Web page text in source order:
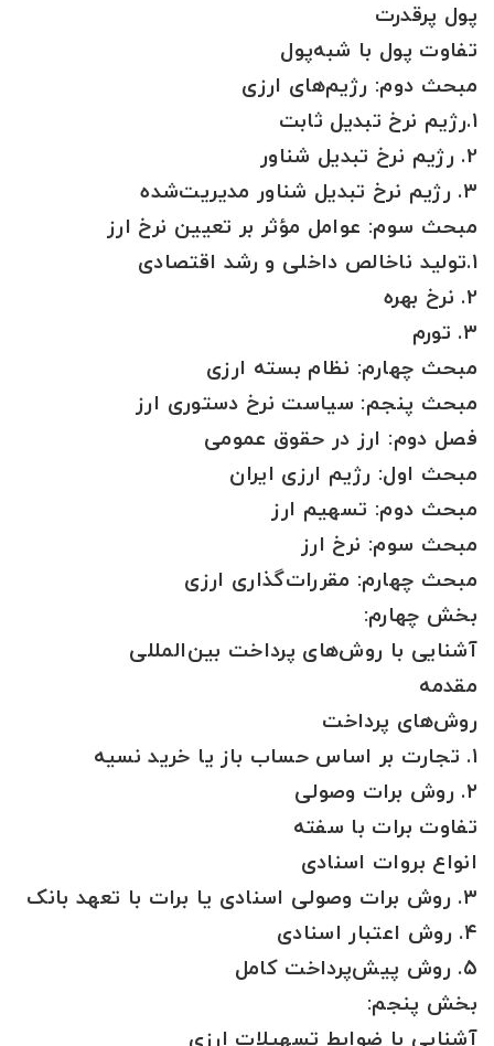
پول پرقدرت
تفاوت پول با شبه‌پول
مبحث دوم: رژیم‌های ارزی
1.رژیم نرخ تبدیل ثابت
2. رژیم نرخ تبدیل شناور
۳. رژیم نرخ تبدیل شناور مدیریت‌شده
مبحث سوم: عوامل مؤثر بر تعیین نرخ ارز
1.تولید ناخالص داخلی و رشد اقتصادی
2. نرخ بهره
۳. تورم
مبحث چهارم: نظام بسته ارزی
مبحث پنجم: سیاست نرخ دستوری ارز
فصل دوم: ارز در حقوق عمومی
مبحث اول: رژیم ارزی ایران
مبحث دوم: تسهیم ارز
مبحث سوم: نرخ ارز
مبحث چهارم: مقررات‌گذاری ارزی
بخش چهارم:
آشنایی با روش‌های پرداخت بین‌المللی
مقدمه
روش‌های پرداخت
۱. تجارت بر اساس حساب باز یا خرید نسیه
۲. روش برات وصولی
تفاوت برات با سفته
انواع بروات اسنادی
۳. روش برات وصولی اسنادی یا برات با تعهد بانک
۴. روش اعتبار اسنادی
۵. روش پیش‌پرداخت کامل
بخش پنجم:
آشنایی با ضوابط تسهیلات ارزی